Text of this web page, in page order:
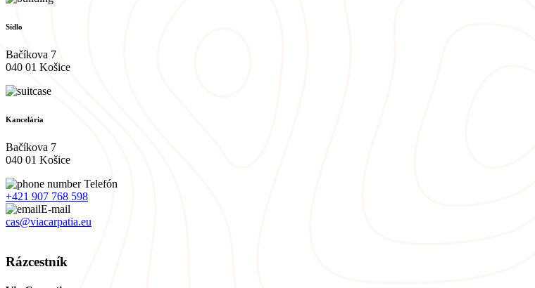
Sídlo
Bačíkova 7
040 01 Košice
Kancelária
Bačíkova 7
040 01 Košice
Telefón
+421 907 768 598
E-mail
cas@viacarpatia.eu
Rázcestník